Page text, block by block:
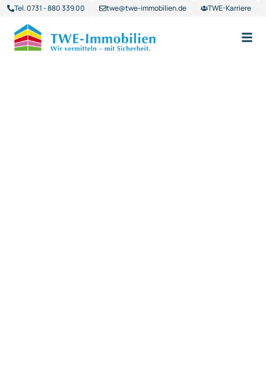
Tel. 0731 - 880 339 00 twe@twe-immobilien.de TWE-Karriere